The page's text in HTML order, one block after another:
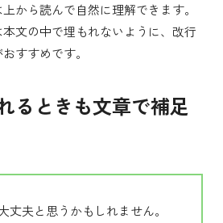
から読んで自然に理解できます。
文の中で埋もれないように、改行
すすめです。
るときも文章で補足
丈夫と思うかもしれません。